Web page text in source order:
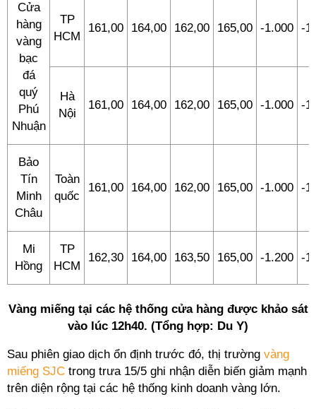
Cửa
hàng
vàng
bạc
đá
quý
Phú
Nhuận
TP
HCM
161,00 164,00 162,00 165,00 -1.000 -
Hà
Nội
161,00 164,00 162,00 165,00 -1.000 -
Bảo
Tín
Minh
Châu
Toàn
quốc
161,00 164,00 162,00 165,00 -1.000 -
Mi
Hồng
TP
HCM
162,30 164,00 163,50 165,00 -1.200 -
Vàng miếng tại các hệ thống cửa hàng được khảo sát
vào lúc 12h40. (Tổng hợp: Du Y)
Sau phiên giao dịch ổn định trước đó, thị trường vàng
miếng SJC trong trưa 15/5 ghi nhận diễn biến giảm mạnh
trên diện rộng tại các hệ thống kinh doanh vàng lớn.